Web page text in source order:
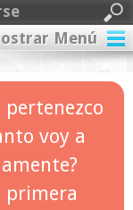
Menú
voy a
primera